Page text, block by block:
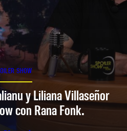
SHOW
y Liliana Villaseñor
con Rana Fonk.